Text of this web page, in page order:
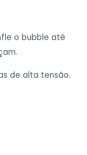
o bubble até
de alta tensão.